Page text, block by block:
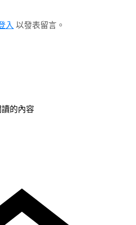
入 以發表留言。
的內容